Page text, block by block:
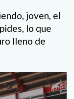
joven, el
lo que
lleno de